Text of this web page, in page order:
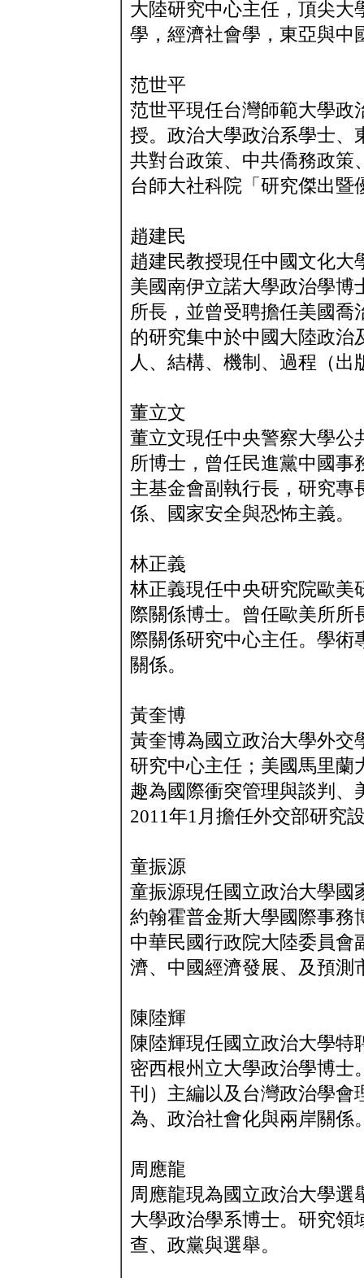
大陸研究中心主任，頂尖大
學，經濟社會學，東亞與中
范世平
范世平現任台灣師範大學政
授。政治大學政治系學士、
共對台政策、中共僑務政策
台師大社科院「研究傑出暨
趙建民
趙建民教授現任中國文化大
美國南伊立諾大學政治學博
所長，並曾受聘擔任美國
的研究集中於中國大陸政治
人、結構、機制、過程（
董立文
董立文現任中央警察大學公
所博士，曾任民進黨中國
主基金會副執行長，研究專
係、國家安全與恐怖主義。
林正義
林正義現任中央研究院歐美
際關係博士。曾任歐美所
際關係研究中心主任。學
關係。
黃奎博
黃奎博為國立政治大學外交
研究中心主任；美國馬里蘭
趣為國際衝突管理與談判、
2011年1月擔任外交部研究
童振源
童振源現任國立政治大學國
約翰霍普金斯大學國際事務
中華民國行政院大陸委員會
濟、中國經濟發展、及預測
陳陸輝
陳陸輝現任國立政治大學
密西根州立大學政治學博士
刊）主編以及台灣政治學會
為、政治社會化與兩岸關係
周應龍
周應龍現為國立政治大學
大學政治學系博士。研究領
查、政黨與選舉。